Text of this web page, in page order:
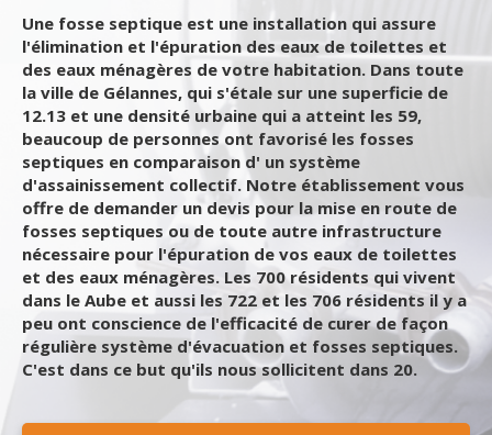
Une fosse septique est une installation qui assure
l'élimination et l'épuration des eaux de toilettes et
des eaux ménagères de votre habitation. Dans toute
la ville de Gélannes, qui s'étale sur une superficie de
12.13 et une densité urbaine qui a atteint les 59,
beaucoup de personnes ont favorisé les fosses
septiques en comparaison d' un système
d'assainissement collectif. Notre établissement vous
offre de demander un devis pour la mise en route de
fosses septiques ou de toute autre infrastructure
nécessaire pour l'épuration de vos eaux de toilettes
et des eaux ménagères. Les 700 résidents qui vivent
dans le Aube et aussi les 722 et les 706 résidents il y a
peu ont conscience de l'efficacité de curer de façon
régulière système d'évacuation et fosses septiques.
C'est dans ce but qu'ils nous sollicitent dans 20.